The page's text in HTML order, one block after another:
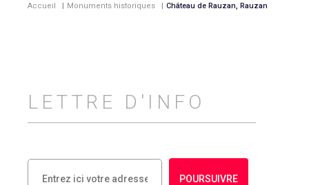
Accueil | Monuments historiques | Château de Rauzan, Rauzan
LETTRE D'INFO
POURSUIVRE